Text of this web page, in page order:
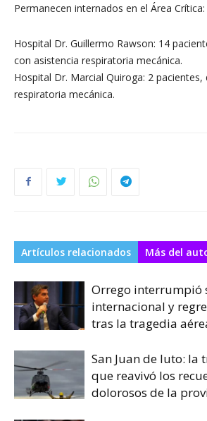
Permanecen internados en el Área Crítica:
Hospital Dr. Guillermo Rawson: 14
con asistencia respiratoria mecánica.
Hospital Dr. Marcial Quiroga: 2
respiratoria mecánica.
Artículos relacionados Más del
Orrego interrumpió
internacional y
tras la tragedia
San Juan de luto: la
que reavivó los
dolorosos de la